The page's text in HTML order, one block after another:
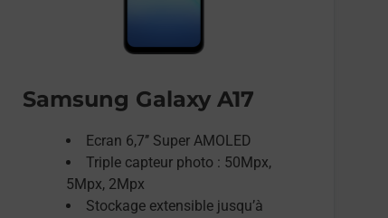
Samsung Galaxy A17
Ecran 6,7’’ Super AMOLED
Triple capteur photo : 50Mpx,
5Mpx, 2Mpx
Stockage extensible jusqu’à